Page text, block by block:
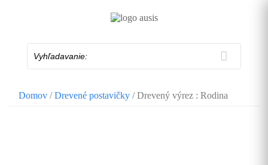
Domov /Drevené postavičky / Drevený výrez : Rodina